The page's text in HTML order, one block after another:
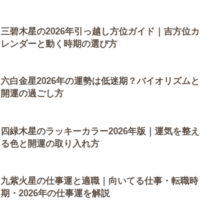
三碧木星の2026年引っ越し方位ガイド｜吉方位カ
レンダーと動く時期の選び方
六白金星2026年の運勢は低迷期？バイオリズムと
開運の過ごし方
四緑木星のラッキーカラー2026年版｜運気を整え
る色と開運の取り入れ方
九紫火星の仕事運と適職｜向いてる仕事・転職時
期・2026年の仕事運を解説